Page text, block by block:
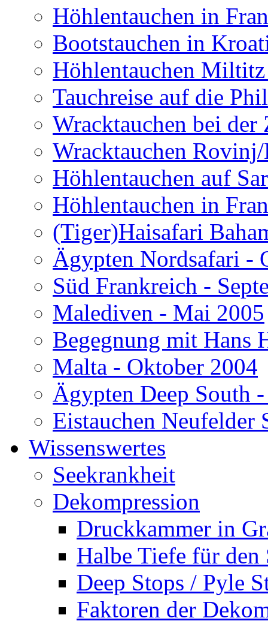
Höhlentauchen in
Bootstauchen in
Höhlentauchen
Tauchreise auf die
Wracktauchen bei der
Wracktauchen
Höhlentauchen auf
Höhlentauchen in
(Tiger)Haisafari
Ägypten Nordsafari -
Süd Frankreich -
Malediven - Mai 2005
Begegnung mit Hans
Malta - Oktober 2004
Ägypten Deep South
Eistauchen Neufelder
Wissenswertes
Seekrankheit
Dekompression
Druckkammer in
Halbe Tiefe für den
Deep Stops / Pyle
Faktoren der